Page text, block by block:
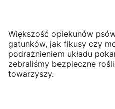
Większość opiekunów
gatunków, jak fikusy czy
podrażnieniem układu
zebraliśmy bezpieczne
towarzyszy.